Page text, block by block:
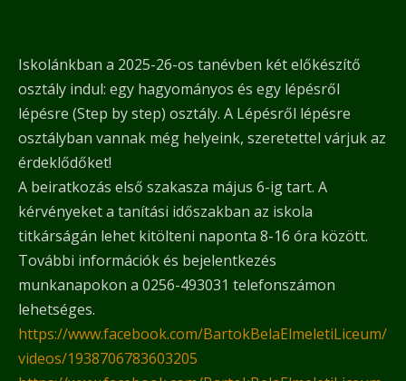
Iskolánkban a 2025-26-os tanévben két előkészítő
osztály indul: egy hagyományos és egy lépésről
lépésre (Step by step) osztály. A Lépésről lépésre
osztályban vannak még helyeink, szeretettel várjuk az
érdeklődőket!
A beiratkozás első szakasza május 6-ig tart. A
kérvényeket a tanítási időszakban az iskola
titkárságán lehet kitölteni naponta 8-16 óra között.
További információk és bejelentkezés
munkanapokon a 0256-493031 telefonszámon
lehetséges.
https://www.facebook.com/BartokBelaElmeletiLiceum/
videos/1938706783603205